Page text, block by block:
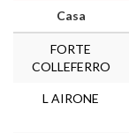
Casa
FORTE
COLLEFERRO
L AIRONE